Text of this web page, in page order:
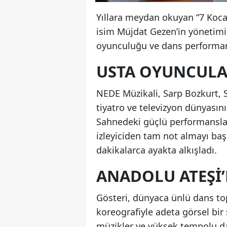
Yıllara meydan okuyan “7
isim Müjdat Gezen’in
oyunculuğu ve dans
USTA
NEDE Müzikali, Sarp Bozkurt,
tiyatro ve televizyon
Sahnedeki güçlü
izleyiciden tam not almayı
dakikalarca ayakta alkışladı.
ANADOLU
Gösteri, dünyaca ünlü dans
koreografiyle adeta görsel bir